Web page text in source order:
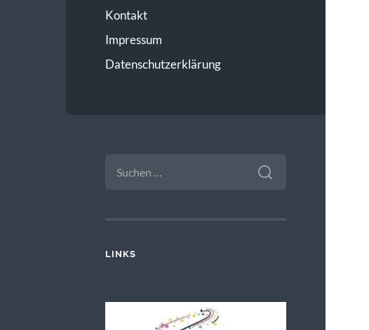
Kontakt
Impressum
Datenschutzerklärung
NACH:
LINKS